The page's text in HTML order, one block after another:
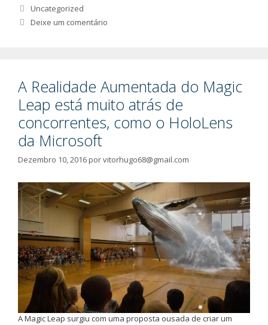
Categorias
Uncategorized
Deixe um comentário
A Realidade Aumentada do Magic
Leap está muito atrás de
concorrentes, como o HoloLens
da Microsoft
Dezembro 10, 2016porvitorhugo68@gmail.com
A Magic Leap surgiu com uma proposta ousada de criar um